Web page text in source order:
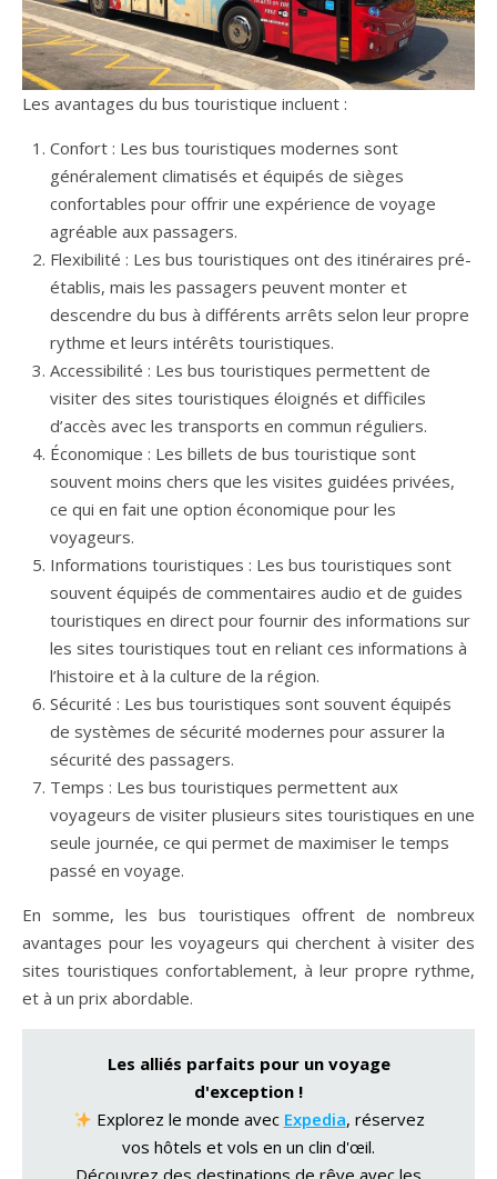
Les avantages du bus touristique incluent :
Confort : Les bus touristiques modernes sont
généralement climatisés et équipés de sièges
confortables pour offrir une expérience de voyage
agréable aux passagers.
Flexibilité : Les bus touristiques ont des itinéraires pré-
établis, mais les passagers peuvent monter et
descendre du bus à différents arrêts selon leur propre
rythme et leurs intérêts touristiques.
Accessibilité : Les bus touristiques permettent de
visiter des sites touristiques éloignés et difficiles
d’accès avec les transports en commun réguliers.
Économique : Les billets de bus touristique sont
souvent moins chers que les visites guidées privées,
ce qui en fait une option économique pour les
voyageurs.
Informations touristiques : Les bus touristiques sont
souvent équipés de commentaires audio et de guides
touristiques en direct pour fournir des informations sur
les sites touristiques tout en reliant ces informations à
l’histoire et à la culture de la région.
Sécurité : Les bus touristiques sont souvent équipés
de systèmes de sécurité modernes pour assurer la
sécurité des passagers.
Temps : Les bus touristiques permettent aux
voyageurs de visiter plusieurs sites touristiques en une
seule journée, ce qui permet de maximiser le temps
passé en voyage.
En somme, les bus touristiques offrent de nombreux
avantages pour les voyageurs qui cherchent à visiter des
sites touristiques confortablement, à leur propre rythme,
et à un prix abordable.
Les alliés parfaits pour un voyage
d'exception !
Explorez le monde avec Expedia, réservez
vos hôtels et vols en un clin d'œil.